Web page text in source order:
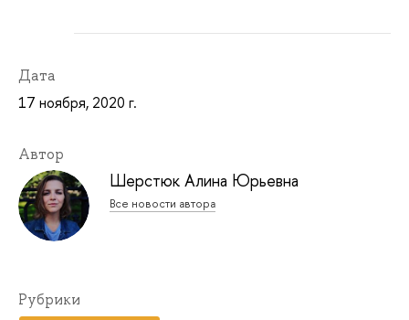
Дата
17 ноября, 2020 г.
Автор
Шерстюк Алина Юрьевна
Все новости автора
Рубрики